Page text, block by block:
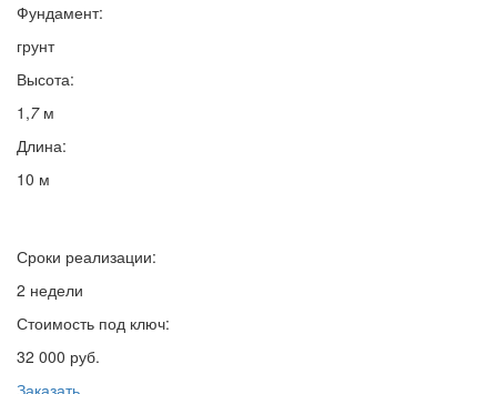
Фундамент:
грунт
Высота:
1,7м
Длина:
10 м
Сроки реализации:
2 недели
Стоимость под ключ:
32 000 руб.